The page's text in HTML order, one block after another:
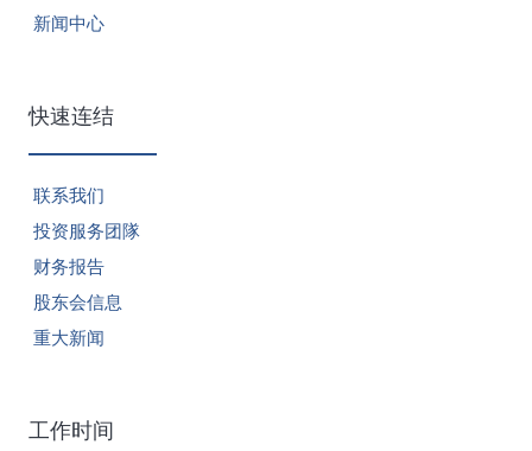
新闻中心
快速连结
联系我们
投资服务团隊
财务报告
股东会信息
重大新闻
工作时间